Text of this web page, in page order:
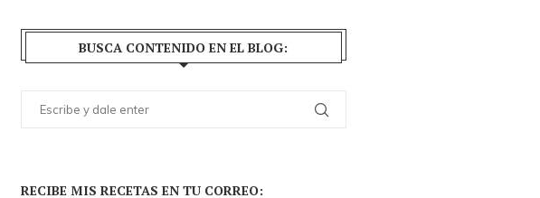
BUSCA CONTENIDO EN EL BLOG:
RECIBE MIS RECETAS EN TU CORREO: